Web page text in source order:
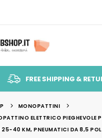
FREE SHIPPING &
MONOPATTINI
ELETTRICO PIEGHEVOLE
25-40 KM, PNEUMATICI DA 8,5